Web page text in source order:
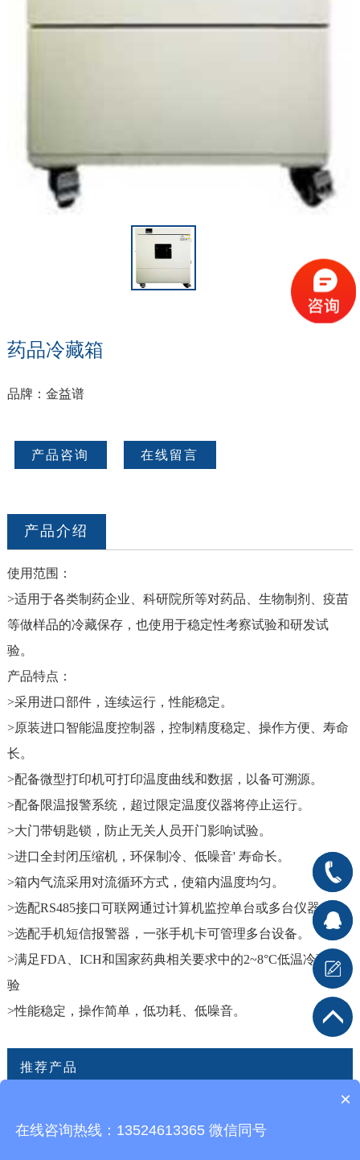
药品冷藏箱
品牌：金益谱
产品咨询 在线留言
产品介绍
使用范围：
>适用于各类制药企业、科研院所等对药品、生物制剂、疫苗
等做样品的冷藏保存，也使用于稳定性考察试验和研发试
验。
产品特点：
>采用进口部件，连续运行，性能稳定。
>原装进口智能温度控制器，控制精度稳定、操作方便、寿命
长。
>配备微型打印机可打印温度曲线和数据，以备可溯源。
>配备限温报警系统，超过限定温度仪器将停止运行。
>大门带钥匙锁，防止无关人员开门影响试验。
>进口全封闭压缩机，环保制冷、低噪音' 寿命长。
>箱内气流采用对流循环方式，使箱内温度均匀。
>选配RS485接口可联网通过计算机监控单台或多台仪器。
>选配手机短信报警器，一张手机卡可管理多台设备。
>满足FDA、ICH和国家药典相关要求中的2~8°C低温冷藏试
验
>性能稳定，操作简单，低功耗、低噪音。
推荐产品
Copyright© 2020 谱质分析检测技术（上海）有限公司 All Rights Reserved.
400-
666-
7176
在线客
服1 在
线客服2
×
在线咨询热线：13524613365 微信同号